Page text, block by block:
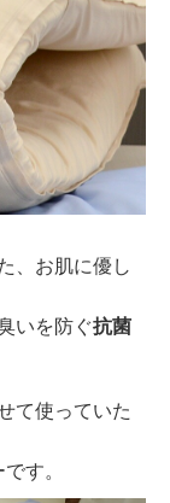
、お肌に優し
いを防ぐ抗菌
て使っていた
す。